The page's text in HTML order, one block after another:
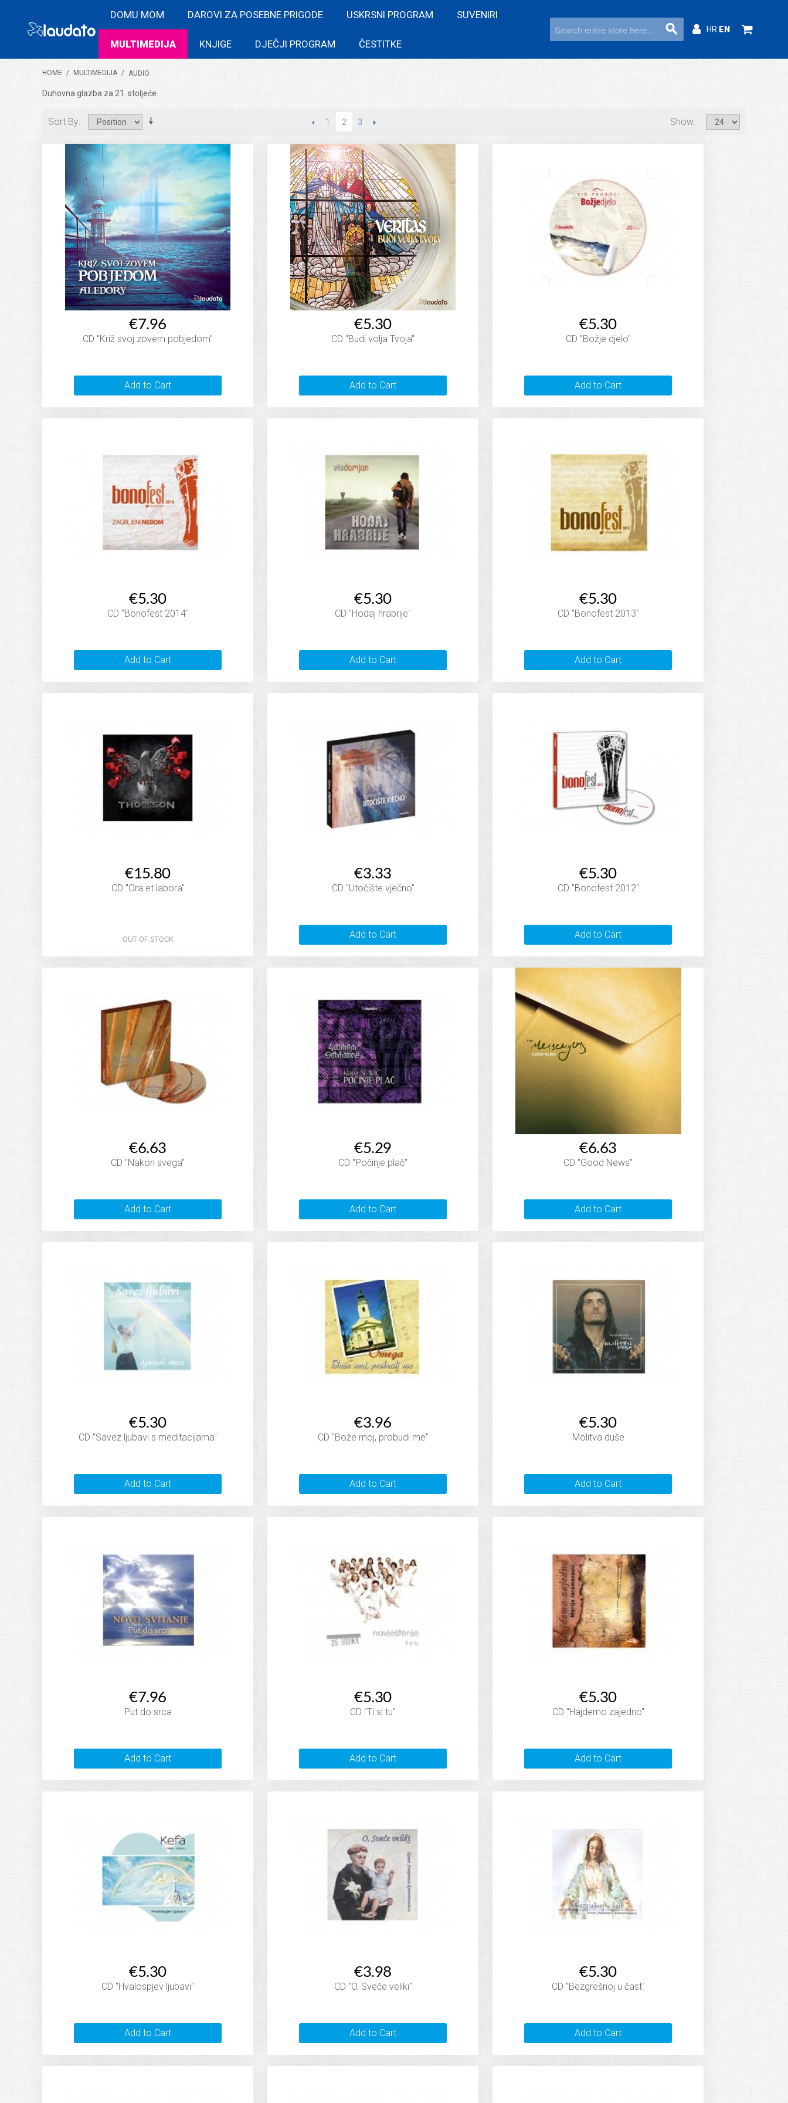
DOMU MOM DAROVI ZA POSEBNE PRIGODE USKRSNI PROGRAM SUVENIRI
MULTIMEDIJA KNJIGE DJEČJI PROGRAM ČESTITKE
HR EN
HOME / MULTIMEDIJA / AUDIO
Duhovna glazba za 21. stoljeće.
Sort By Show
PREVIOUS
1 2 3 NEXT
€7.96
CD "Križ svoj zovem pobjedom"
Add to Cart
€5.30
CD "Budi volja Tvoja"
Add to Cart
€5.30
CD "Božje djelo"
Add to Cart
€5.30
CD "Bonofest 2014"
Add to Cart
€5.30
CD "Hodaj hrabrije"
Add to Cart
€5.30
CD "Bonofest 2013"
Add to Cart
€15.80
CD "Ora et labora"
OUT OF STOCK
€3.33
CD "Utočište vječno"
Add to Cart
€5.30
CD "Bonofest 2012"
Add to Cart
€6.63
CD "Nakon svega"
Add to Cart
€5.29
CD "Počinje plač"
Add to Cart
€6.63
CD "Good News"
Add to Cart
€5.30
CD "Savez ljubavi s meditacijama"
Add to Cart
€3.96
CD "Bože moj, probudi me"
Add to Cart
€5.30
Molitva duše
Add to Cart
€7.96
Put do srca
Add to Cart
€5.30
CD "Ti si tu"
Add to Cart
€5.30
CD "Hajdemo zajedno"
Add to Cart
€5.30
CD "Hvalospjev ljubavi"
Add to Cart
€3.98
CD "O, Sveče veliki"
Add to Cart
€5.30
CD "Bezgrešnoj u čast"
Add to Cart